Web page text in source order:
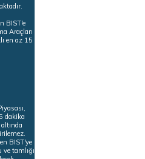
BIST'e
Araçları
en az 15
dakika
BIST'ye
tamlığı